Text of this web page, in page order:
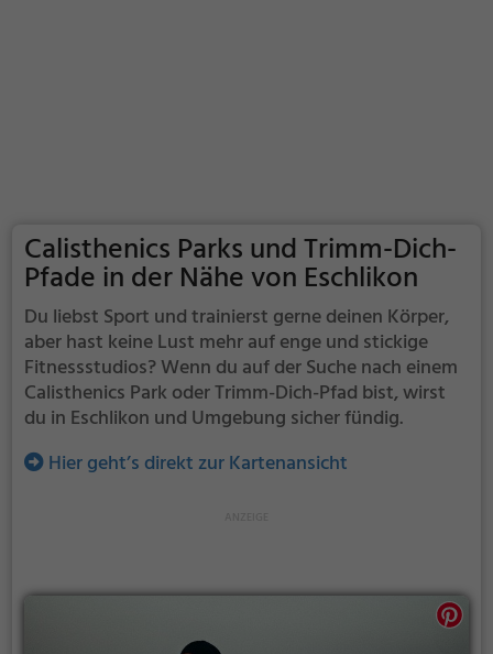
Calisthenics Parks und Trimm-Dich-
Pfade in der Nähe von Eschlikon
Du liebst Sport und trainierst gerne deinen Körper,
aber hast keine Lust mehr auf enge und stickige
Fitnessstudios? Wenn du auf der Suche nach einem
Calisthenics Park oder Trimm-Dich-Pfad bist, wirst
du in Eschlikon und Umgebung sicher fündig.
Hier geht’s direkt zur Kartenansicht